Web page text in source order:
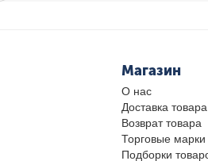
Магазин
О нас
Доставка товара
Возврат товара
Торговые марки
Подборки